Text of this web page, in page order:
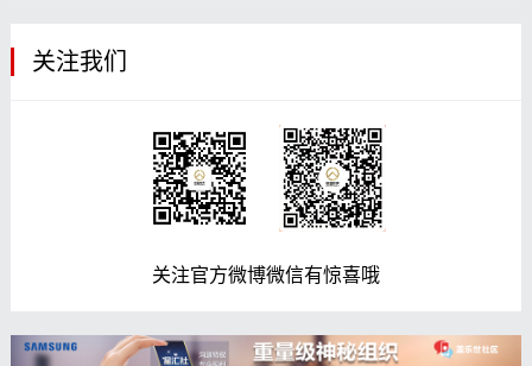
关注我们
关注官方微博微信有惊喜哦